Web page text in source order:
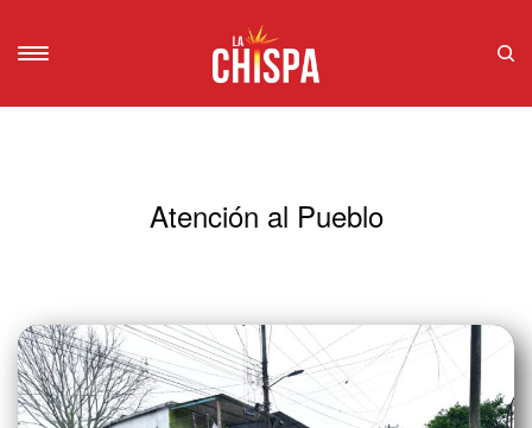
Atención al Pueblo